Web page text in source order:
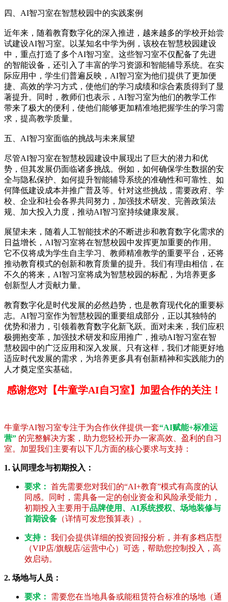
四、AI智习室在智慧校园中的实践案例
近年来，随着教育数字化的深入推进，越来越多的学校开始尝
试建设AI智习室。以某知名中学为例，该校在智慧校园建设
中，重点打造了多个AI智习室。这些智习室不仅配备了先进
的智能设备，还引入了丰富的学习资源和智能辅导系统。在实
际应用中，学生们普遍反映，AI智习室为他们提供了更加便
捷、高效的学习方式，使他们的学习成绩和综合素质得到了显
著提升。同时，教师们也表示，AI智习室为他们的教学工作
带来了极大的便利，使他们能够更加精准地把握学生的学习需
求，提高教学质量。
五、AI智习室面临的挑战与未来展望
尽管AI智习室在智慧校园建设中展现出了巨大的潜力和优
势，但其发展仍面临诸多挑战。例如，如何确保学生数据的安
全与隐私保护、如何提升智能辅导系统的准确性和可靠性、如
何降低建设成本并推广普及等。针对这些挑战，需要政府、学
校、企业和社会各界共同努力，加强技术研发、完善政策法
规、加大投入力度，推动AI智习室持续健康发展。
展望未来，随着人工智能技术的不断进步和教育数字化需求的
日益增长，AI智习室将在智慧校园中发挥更加重要的作用。
它不仅将成为学生自主学习、教师精准教学的重要平台，还将
推动教育模式的创新和教育质量的提升。我们有理由相信，在
不久的将来，AI智习室将成为智慧校园的标配，为培养更多
创新型人才贡献力量。
教育数字化是时代发展的必然趋势，也是教育现代化的重要标
志。AI智习室作为智慧校园的重要组成部分，正以其独特的
优势和潜力，引领着教育数字化新飞跃。面对未来，我们应积
极拥抱变革，加强技术研发和应用推广，推动AI智习室在智
慧校园中的广泛应用和深入发展。只有这样，我们才能更好地
适应时代发展的需求，为培养更多具有创新精神和实践能力的
人才奠定坚实基础。
感谢您对【牛童学AI自习室】加盟合作的关注！
牛童学AI智习室专注于为合作伙伴提供一套“AI赋能+标准运
营” 的完整解决方案，助力您轻松开办一家高效、盈利的自习
室。加盟我们主要有以下几方面的核心要求与支持：
1. 认同理念与初期投入：
要求： 首先需要您对我们的“AI+教育”模式有高度的认
同感。同时，需具备一定的创业资金和风险承受能力，
初期投入主要用于品牌使用、AI系统授权、场地装修与
首期设备 （详情可发您预算表）。
支持： 我们会提供详细的投资回报分析，并有多档店型
（VIP店/旗舰店/运营中心）可选，帮助您控制投入，高
效启动。
2. 场地与人员：
要求：
需要您在当地具备或能租赁符合标准的场地（通